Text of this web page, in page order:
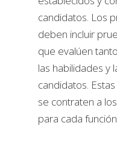
candidatos. Los
deben incluir
que evalúen
las habilidades y
candidatos.
se contraten a
para cada